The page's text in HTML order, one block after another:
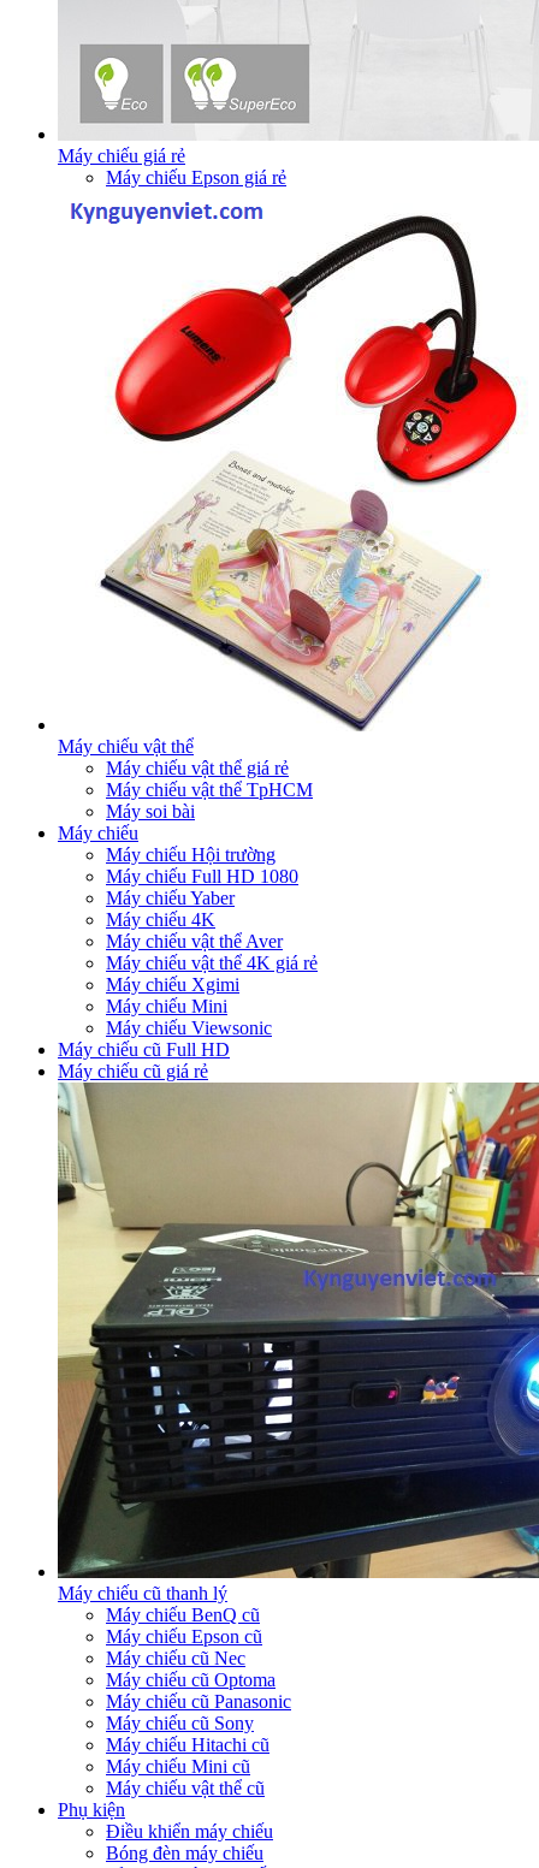
Máy chiếu giá rẻ
Máy chiếu Epson giá rẻ
Máy chiếu vật thể
Máy chiếu vật thể giá rẻ
Máy chiếu vật thể TpHCM
Máy soi bài
Máy chiếu
Máy chiếu Hội trường
Máy chiếu Full HD 1080
Máy chiếu Yaber
Máy chiếu 4K
Máy chiếu vật thể Aver
Máy chiếu vật thể 4K giá rẻ
Máy chiếu Xgimi
Máy chiếu Mini
Máy chiếu Viewsonic
Máy chiếu cũ Full HD
Máy chiếu cũ giá rẻ
Máy chiếu cũ thanh lý
Máy chiếu BenQ cũ
Máy chiếu Epson cũ
Máy chiếu cũ Nec
Máy chiếu cũ Optoma
Máy chiếu cũ Panasonic
Máy chiếu cũ Sony
Máy chiếu Hitachi cũ
Máy chiếu Mini cũ
Máy chiếu vật thể cũ
Phụ kiện
Điều khiển máy chiếu
Bóng đèn máy chiếu